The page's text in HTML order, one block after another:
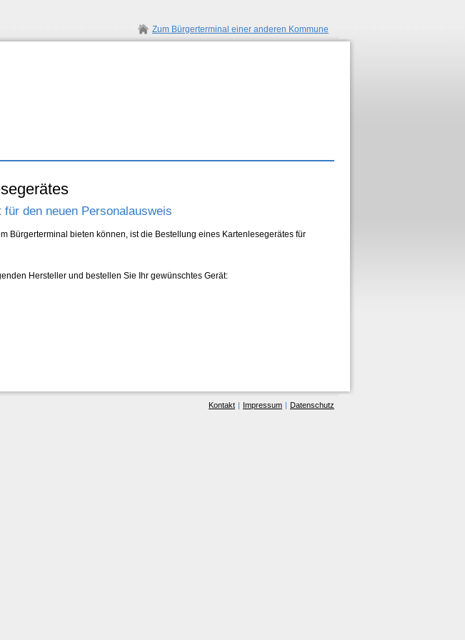
Zum Bürgerterminal einer anderen Kommune
den neuen Personalausweis
Bürgerterminal bieten können, ist die Bestellung eines Kartenlesegerätes für
Hersteller und bestellen Sie Ihr gewünschtes Gerät:
Kontakt | Impressum | Datenschutz